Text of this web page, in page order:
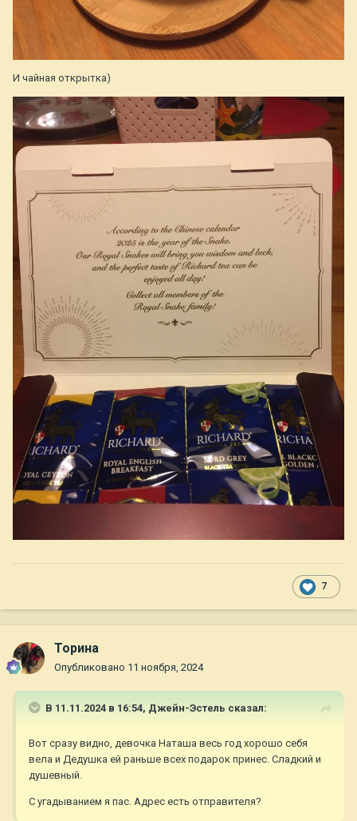
И чайная открытка)
7
Торина
Опубликовано 11 ноября, 2024
В 11.11.2024 в 16:54, Джейн-Эстель сказал:
Вот сразу видно, девочка Наташа весь год хорошо себя
вела и Дедушка ей раньше всех подарок принес. Сладкий и
душевный.
С угадыванием я пас. Адрес есть отправителя?